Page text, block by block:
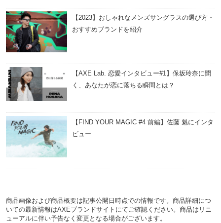
【2023】おしゃれなメンズサングラスの選び方・
おすすめブランドを紹介
【AXE Lab. 恋愛インタビュー#1】保坂玲奈に聞
く、あなたが恋に落ちる瞬間とは？
【FIND YOUR MAGIC #4 前編】佐藤 魁にインタ
ビュー
商品画像および商品概要は記事公開日時点での情報です。商品詳細につ
いての最新情報はAXEブランドサイトにてご確認ください。商品はリニ
ューアルに伴い予告なく変更となる場合がございます。